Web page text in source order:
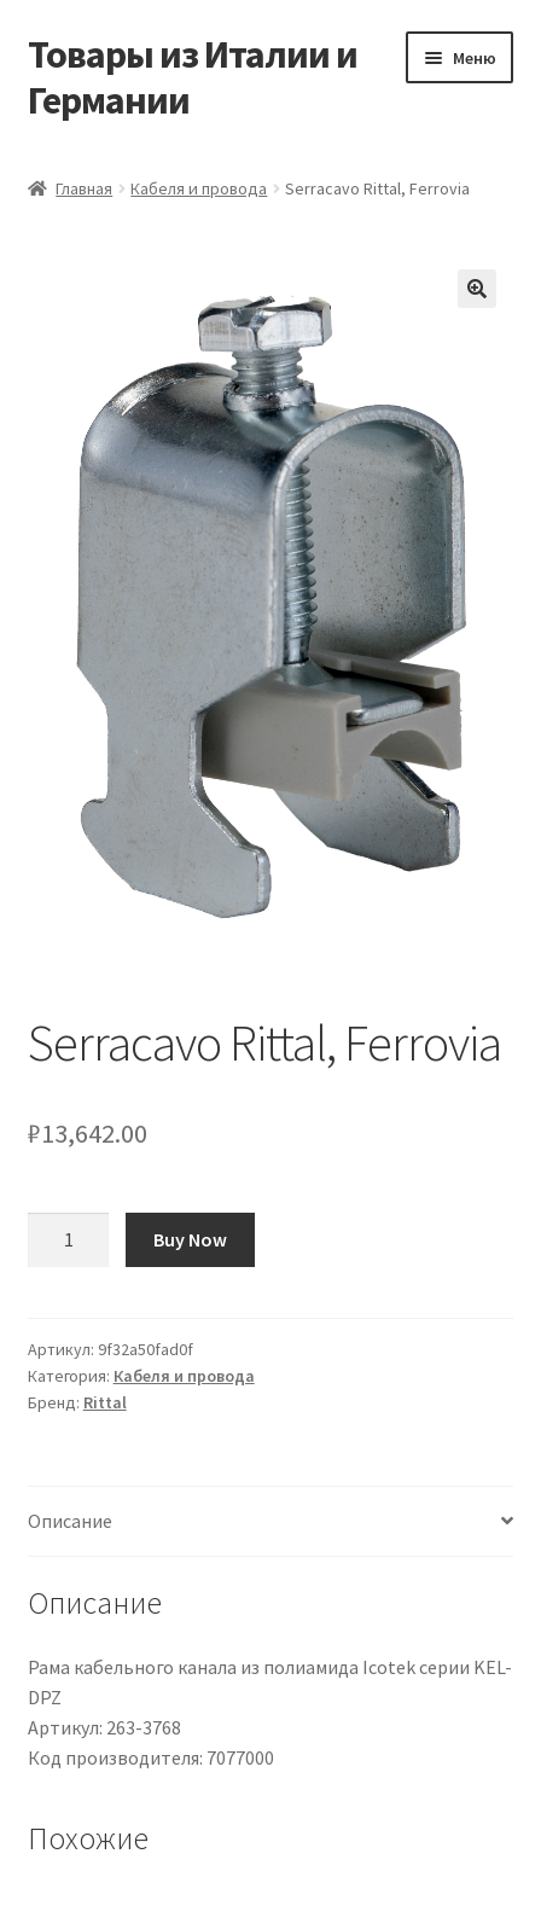
Перейти
навигации
Перейти
содержимому
Товары из Италии и
Германии
Меню
Корзина
Мой аккаунт
Оставить отзыв
Оформление заказа
Подтверждение заказа
Сотрудничество
Главная Кабеля и провода Serracavo Rittal, Ferrovia
Serracavo Rittal, Ferrovia
₽13,642.00
Ferrovia
Buy Now
Артикул: 9f32a50fad0f
Категория: Кабеля и провода
Бренд: Rittal
Описание
Описание
Рама кабельного канала из полиамида Icotek серии KEL-
DPZ
Артикул: 263-3768
Код производителя: 7077000
Похожие